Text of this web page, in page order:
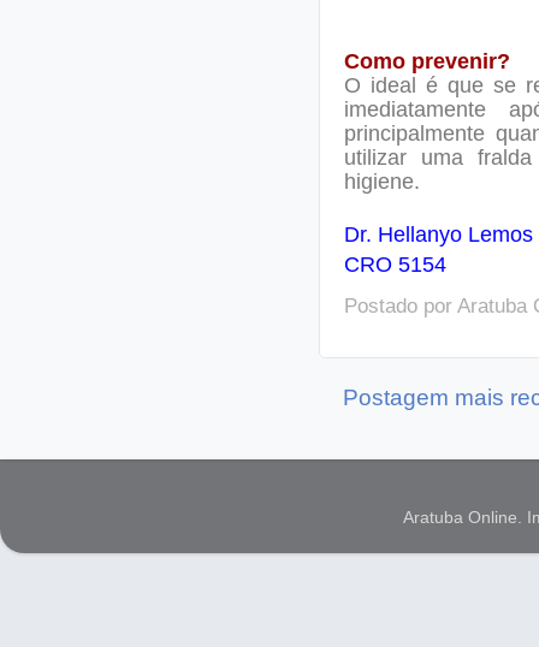
Como prevenir?
O ideal é que se
imediatamente
principalmente
utilizar uma
higiene.
Dr. Hellanyo Lemos
CRO 5154
Postado por Aratuba
Postagem mais
Aratuba Online.